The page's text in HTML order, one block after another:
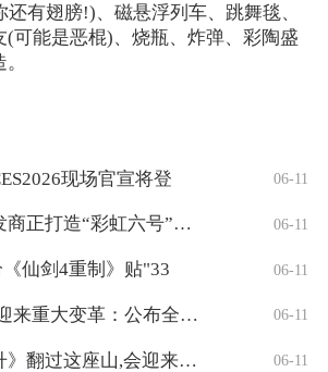
有翅膀!)、磁悬浮列车、跳舞毯、
(可能是恶棍)、烧瓶、炸弹、彩陶盛
现场官宣将登 06-11
《德军总部》开发商正打造“彩虹六号”风格 06-11
仙剑4重制》贴"33 06-11
《上古卷轴OL》迎来重大变革：公布全新「 06-11
《方舟：生存飞升》翻过这座山,会迎来真正 06-11